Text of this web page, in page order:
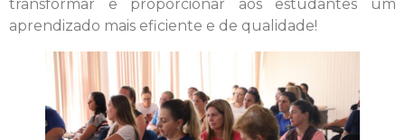
transformar e proporcionar aos estudantes um
aprendizado mais eficiente e de qualidade!